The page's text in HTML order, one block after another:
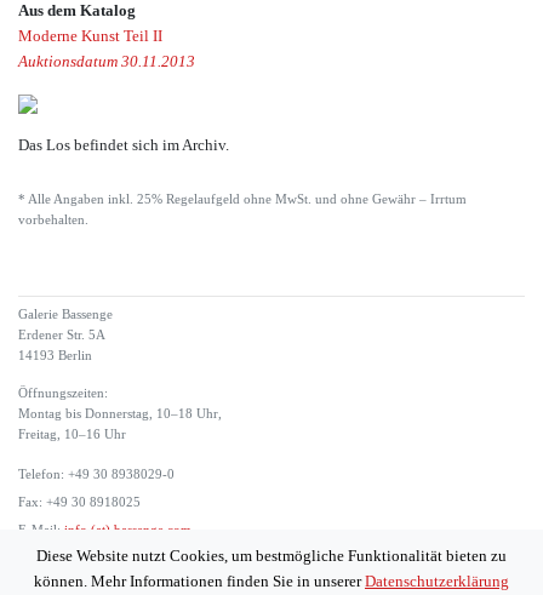
Aus dem Katalog
Moderne Kunst Teil II
Auktionsdatum 30.11.2013
Das Los befindet sich im Archiv.
* Alle Angaben inkl. 25% Regelaufgeld ohne MwSt. und ohne Gewähr – Irrtum
vorbehalten.
Galerie Bassenge
Erdener Str. 5A
14193 Berlin
Öffnungszeiten:
Montag bis Donnerstag, 10–18 Uhr,
Freitag, 10–16 Uhr
Telefon: +49 30 8938029-0
Fax: +49 30 8918025
E-Mail: info (at) bassenge.com
Diese Website nutzt Cookies, um bestmögliche Funktionalität bieten zu
können. Mehr Informationen finden Sie in unsererDatenschutzerklärung